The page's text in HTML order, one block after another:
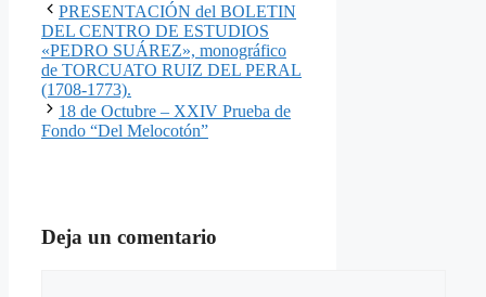
PRESENTACIÓN del BOLETIN
DEL CENTRO DE ESTUDIOS
«PEDRO SUÁREZ», monográfico
de TORCUATO RUIZ DEL PERAL
(1708-1773).
18 de Octubre – XXIV Prueba de
Fondo “Del Melocotón”
Deja un comentario